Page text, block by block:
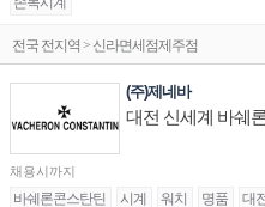
전국 전지역 > 신라면세점제주점
(주)제네바
대전 신세계 바쉐
채용시까지
바쉐론콘스탄틴 시계 워치 명품 대